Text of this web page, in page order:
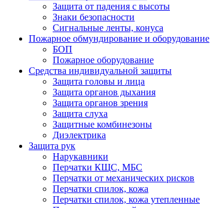
Защита от падения с высоты
Знаки безопасности
Сигнальные ленты, конуса
Пожарное обмундирование и оборудование
БОП
Пожарное оборудование
Средства индивидуальной защиты
Защита головы и лица
Защита органов дыхания
Защита органов зрения
Защита слуха
Защитные комбинезоны
Диэлектрика
Защита рук
Нарукавники
Перчатки КЩС, МБС
Перчатки от механических рисков
Перчатки спилок, кожа
Перчатки спилок, кожа утепленные